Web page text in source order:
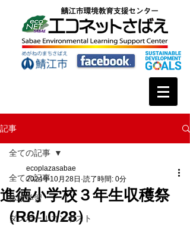
記事
全ての記事
体験学習
ダンボールコンポスト
全ての記事
進徳小学校３年生収穫祭
（R6/10/28）
ecoplazasabae
2024年10月28日 読了時間: 0分